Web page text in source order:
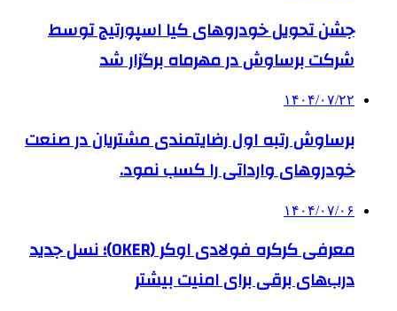
جشن تحویل خودروهای کیا اسپورتیج توسط
شرکت برساوش در مهرماه برگزار شد
۱۴۰۴/۰۷/۲۲
برساوش رتبه اول رضایتمندی مشتریان در صنعت
خودروهای وارداتی را کسب نمود.
۱۴۰۴/۰۷/۰۶
معرفی کرکره فولادی اوکر (OKER)؛ نسل جدید
درب‌های برقی برای امنیت بیشتر